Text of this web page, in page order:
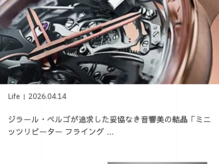
Life 2026.04.14
ジラール・ペルゴが追求した妥協なき音響美の結晶「ミニ
ッツリピーター フライング ...